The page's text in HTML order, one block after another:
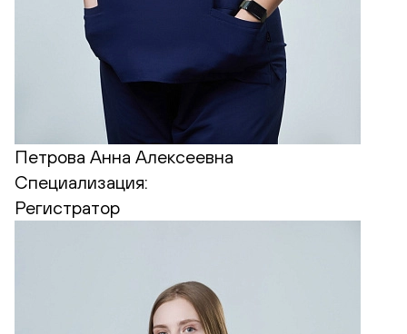
Петрова Анна Алексеевна
Специализация:
Регистратор